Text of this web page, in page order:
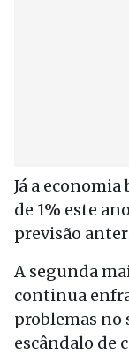
Já a
de 1% este
previsão
A segunda
continua
problemas no
escândalo de